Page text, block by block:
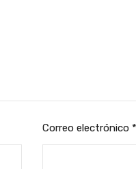
Correo electrónico *